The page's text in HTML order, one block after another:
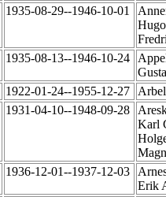
1935-08-29--1946-10-01
1935-08-13--1946-10-24
1922-01-24--1955-12-27
1931-04-10--1948-09-28
Karl
1936-12-01--1937-12-03
Erik